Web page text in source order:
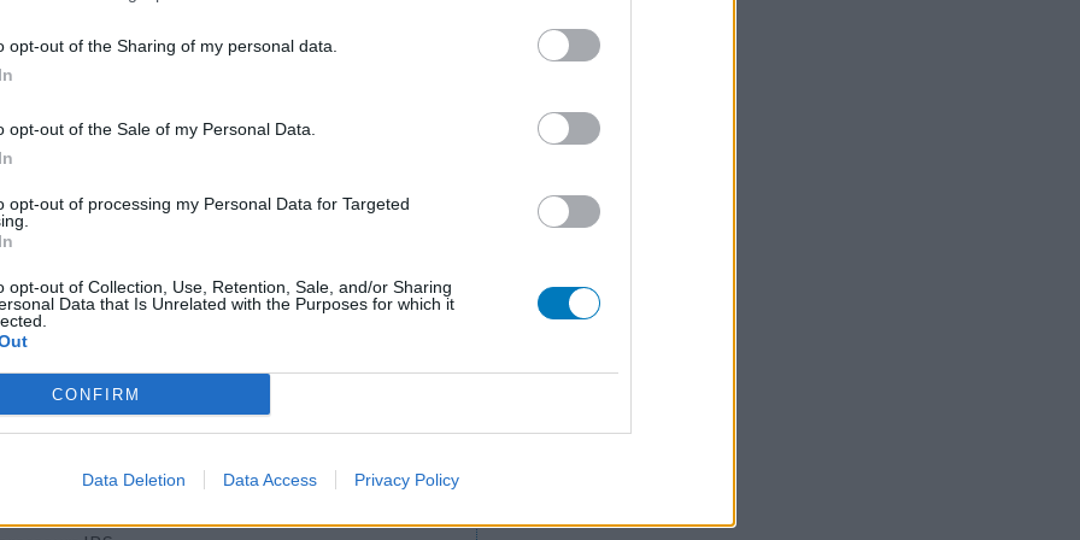
opt-out of the Sharing of my personal data.
opt-out of the Sale of my Personal Data.
opt-out of processing my Personal Data for Targeted
opt-out of Collection, Use, Retention, Sale, and/or Sharing
Data that Is Unrelated with the Purposes for which it
CONFIRM
Data Deletion Data Access Privacy Policy
(à action lente)
autre
IRS